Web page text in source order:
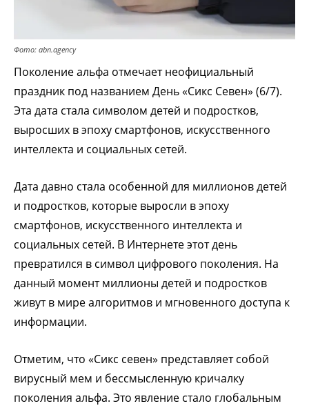
Фото: abn.agency
Поколение альфа отмечает неофициальный
праздник под названием День «Сикс Севен» (6/7).
Эта дата стала символом детей и подростков,
выросших в эпоху смартфонов, искусственного
интеллекта и социальных сетей.
Дата давно стала особенной для миллионов детей
и подростков, которые выросли в эпоху
смартфонов, искусственного интеллекта и
социальных сетей. В Интернете этот день
превратился в символ цифрового поколения. На
данный момент миллионы детей и подростков
живут в мире алгоритмов и мгновенного доступа к
информации.
Отметим, что «Сикс севен» представляет собой
вирусный мем и бессмысленную кричалку
поколения альфа. Это явление стало глобальным